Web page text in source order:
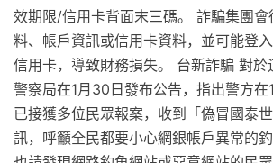
效期限/信用卡背面末三碼。 詐騙集團會
料、帳戶資訊或信用卡資料，並可能登
信用卡，導致財務損失。 台新詐騙 對於
警察局在1月30日發布公告，指出警方在
已接獲多位民眾報案，收到「偽冒國泰
訊，呼籲全民都要小心網銀帳戶異常的